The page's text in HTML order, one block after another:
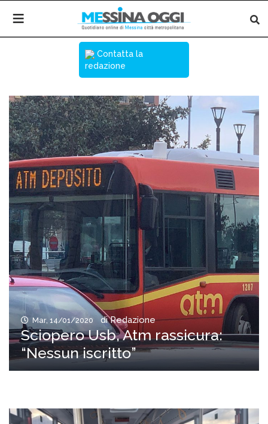
Contatta la
redazione
Mar, 14/01/2020 di Redazione
Sciopero Usb, Atm rassicura:
“Nessun iscritto”